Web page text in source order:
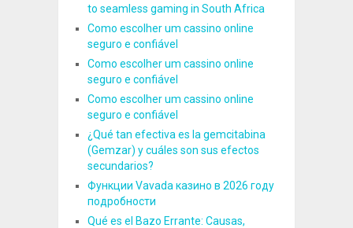
to seamless gaming in South Africa
Como escolher um cassino online
seguro e confiável
Como escolher um cassino online
seguro e confiável
Como escolher um cassino online
seguro e confiável
¿Qué tan efectiva es la gemcitabina
(Gemzar) y cuáles son sus efectos
secundarios?
Функции Vavada казино в 2026 году
подробности
Qué es el Bazo Errante: Causas,